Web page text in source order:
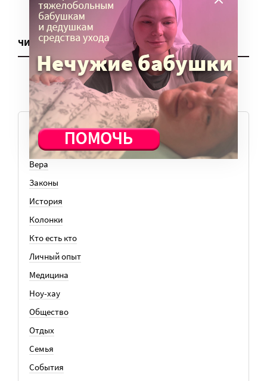
ЧИТАТЬ ЕЩЕ
ТЕМЫ
Вера
Законы
История
Колонки
Кто есть кто
Личный опыт
Медицина
Ноу-хау
Общество
Отдых
Семья
События